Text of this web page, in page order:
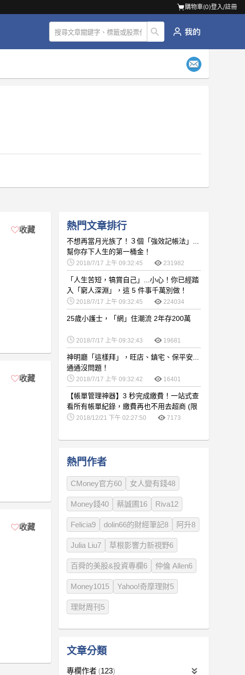
購物車(0)登入/註冊
收藏
收藏
收藏
熱門文章排行
不想再當月光族了！３個「強效記帳法」...
幫你存下人生的第一桶金！
2018/7/17 上午 09:32:45 231982
「人生苦短，犒賞自己」...小心！你已經踏
入「窮人深淵」，這 5 件事千萬別做！
2018/7/17 上午 09:32:45 224034
25歲小護士，「網」住潮流 2年存200萬
2018/7/17 上午 09:32:43 19681
神明廳「這樣拜」，旺店、鎮宅、保平安...
通通沒問題！
2018/7/17 上午 09:32:42 16401
【帳單管理神器】3 秒完成繳費！一站式查
看所有帳單紀錄，繳費再也不用去超商 (限
時免費)
2018/12/21 下午 02:27:50 7173
熱門作者
CMoney官方60 女人變有錢48
Money錢40 蔡誠圃16 Riva12
Felicia9 dolin66的財經筆記8 阿升8
Julia Liu7 草根影響力新視野6
百舜的美股&投資專欄6 仲倫 Allen6
Money1015 Yahoo!奇摩理財5
理財周刊5
文章分類
專欄作者 123